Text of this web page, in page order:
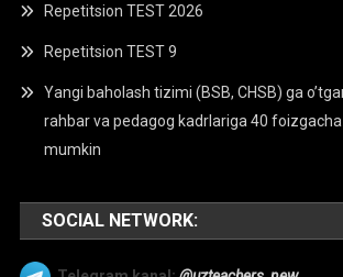
Repetitsion TEST 2026
Repetitsion TEST 9
Yangi baholash tizimi (BSB, CHSB) ga
rahbar va pedagog kadrlariga 40 foizgacha
mumkin
SOCIAL NETWORK: